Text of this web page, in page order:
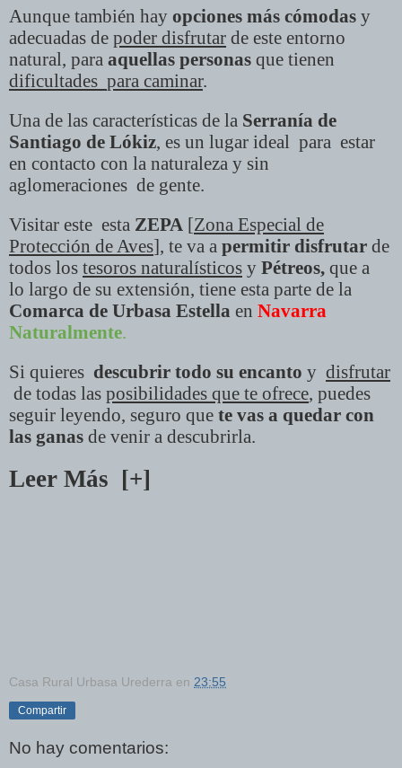
Aunque también hay opciones más cómodas y
adecuadas de poder disfrutar de este entorno
natural, para aquellas personas que tienen
dificultades para caminar.
Una de las características de la Serranía de
Santiago de Lókiz, es un lugar ideal para estar
en contacto con la naturaleza y sin
aglomeraciones de gente.
Visitar este esta ZEPA [Zona Especial de
Protección de Aves], te va a permitir disfrutar de
todos los tesoros naturalísticos y Pétreos, que a
lo largo de su extensión, tiene esta parte de la
Comarca de Urbasa Estella en Navarra
Naturalmente.
Si quieres descubrir todo su encanto y disfrutar
de todas las posibilidades que te ofrece, puedes
seguir leyendo, seguro que te vas a quedar con
las ganas de venir a descubrirla.
Leer Más [+]
Casa Rural Urbasa Urederra en 23:55
Compartir
No hay comentarios: